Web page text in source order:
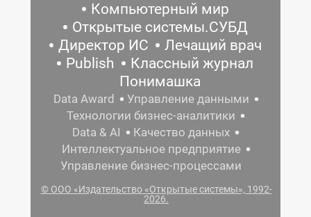
Компьютерный мир
Открытые системы.СУБД
Директор ИС
Лечащий врач
Publish
Классный журнал
Понимашка
Data Award
Управление данными
Технологии бизнес-аналитики
Data & AI
Качество данных
Интеллектуальное предприятие
Управление бизнес-процессами
© ООО «Издательство «Открытые системы», 1992-
2026.